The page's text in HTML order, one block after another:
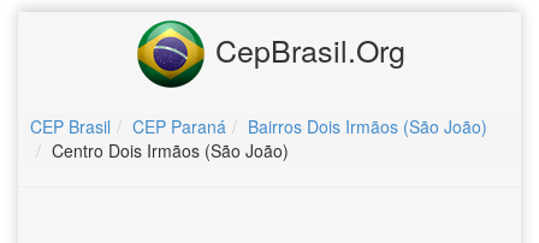
CepBrasil.Org
CEP Brasil CEP Paraná
Bairros Dois Irmãos (São João)
Centro Dois Irmãos (São João)